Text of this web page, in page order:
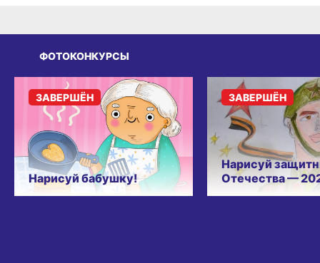
ФОТОКОНКУРСЫ
Нарисуй бабушку!
ЗАВЕРШЁН
Нарисуй
Отечества —
ЗАВЕРШЁН